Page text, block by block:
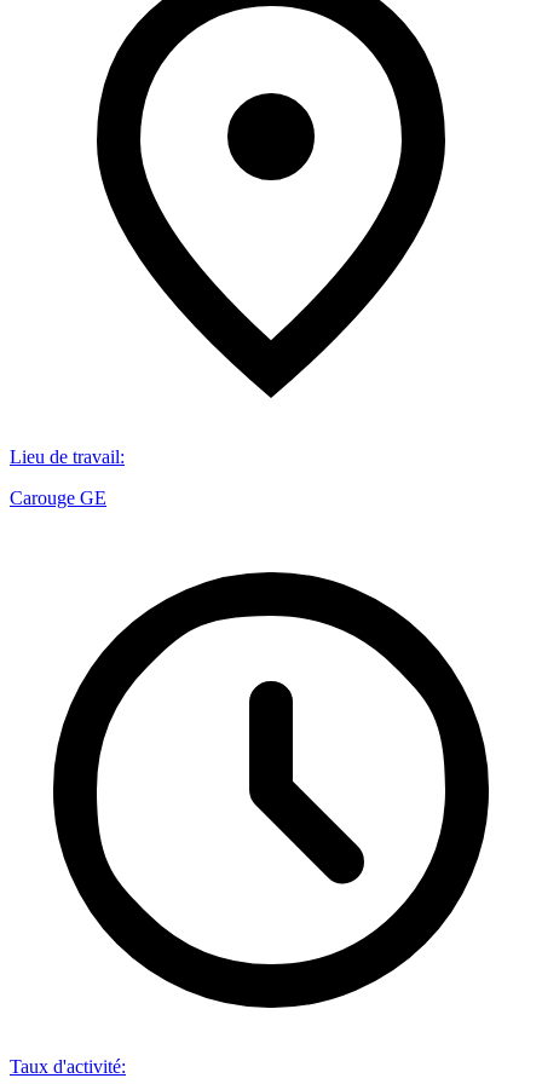
Lieu de travail:
Carouge GE
Taux d'activité: